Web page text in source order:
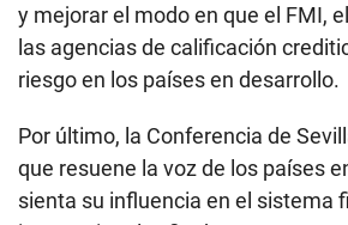
y mejorar el modo en que el FMI,
las agencias de calificación
riesgo en los países en desarrollo.
Por último, la Conferencia de
que resuene la voz de los países
sienta su influencia en el sistema